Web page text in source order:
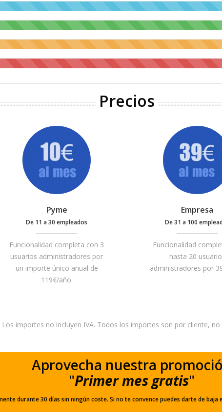
Precios
Pyme
De 11 a 30 empleados
Funcionalidad completa con 3
usuarios administradores por
un importe único anual de
119€/año.
Empresa
De 31 a 100
Funcionalidad
hasta 20
administradores por
importes no incluyen IVA. Todos los importes son por cliente, no
Aprovecha nuestra
"Primer mes gratis"
durante 30 días sin ningún coste. Si no te convence puedes darte de